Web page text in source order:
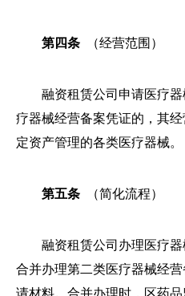
第四条 （经营范围）
融资租赁公司申请医疗
疗器械经营备案凭证的，其
定资产管理的各类医疗器械。
第五条 （简化流程）
融资租赁公司办理医疗
合并办理第二类医疗器械经